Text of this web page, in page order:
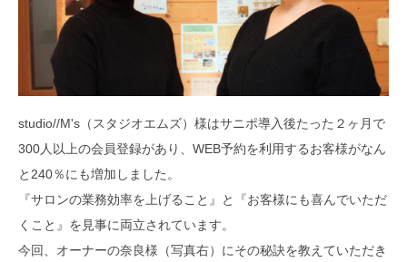
studio//M's（スタジオエムズ）様はサニポ導入後たった２ヶ月で
300人以上の会員登録があり、WEB予約を利用するお客様がなん
と240％にも増加しました。
『サロンの業務効率を上げること』と『お客様にも喜んでいただ
くこと』を見事に両立されています。
今回、オーナーの奈良様（写真右）にその秘訣を教えていただき